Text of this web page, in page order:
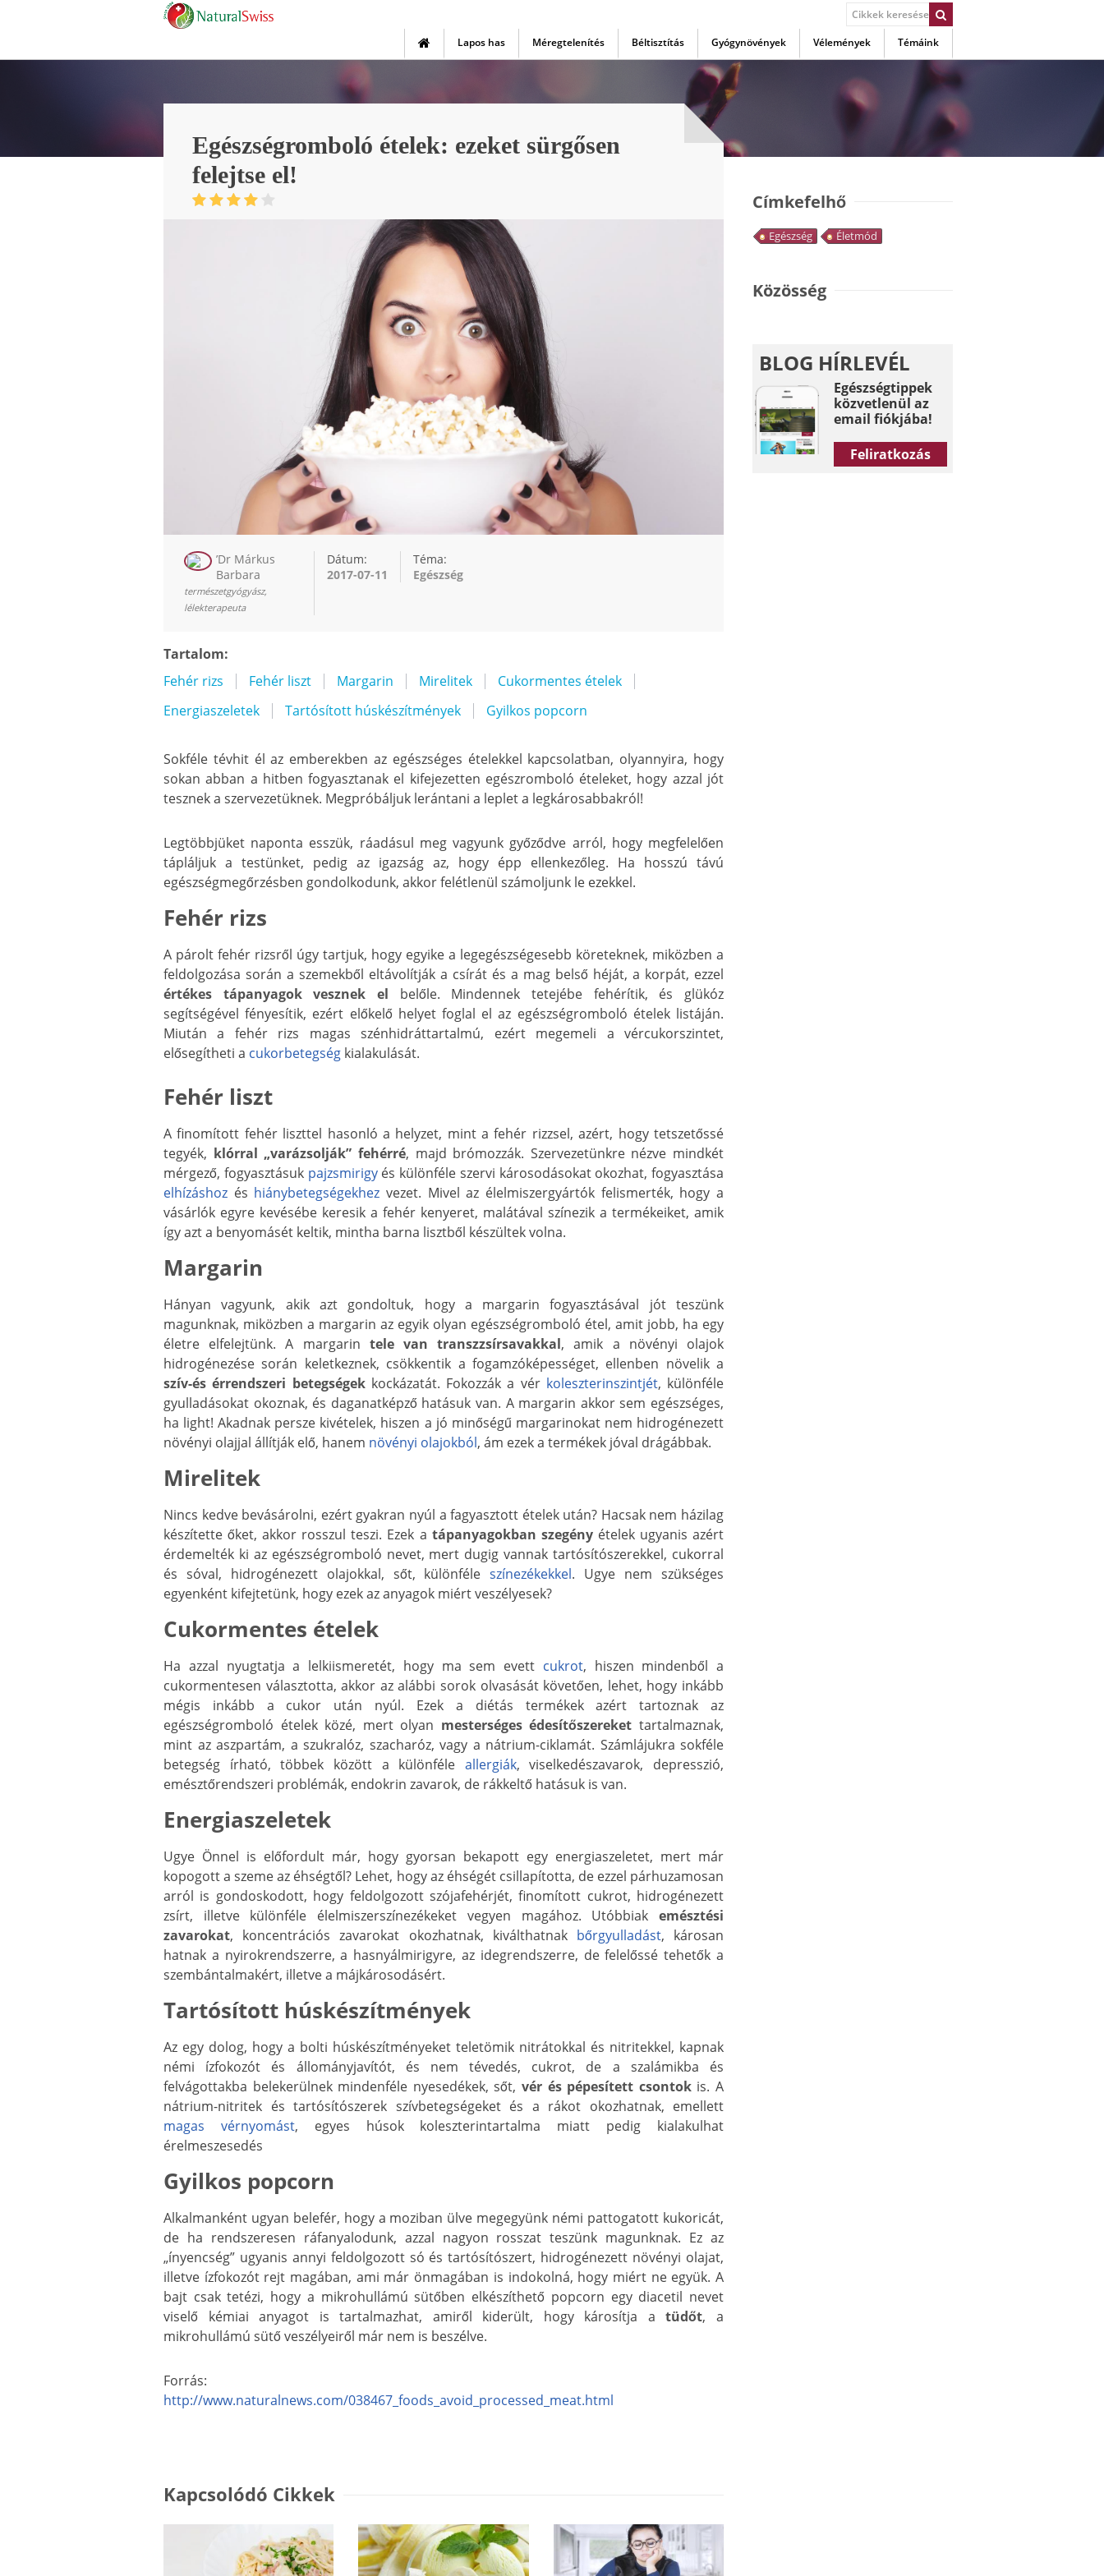
Lapos has Méregtelenítés Béltisztítás Gyógynövények Vélemények Témáink
Egészségromboló ételek: ezeket sürgősen
felejtse el!
’Dr Márkus
Barbara
természetgyógyász,
lélekterapeuta
Dátum:
2017-07-11
Téma:
Egészség
Tartalom:
Fehér rizs
Fehér liszt Margarin Mirelitek
Cukormentes ételek
Energiaszeletek
Tartósított húskészítmények Gyilkos popcorn
Sokféle tévhit él az emberekben az egészséges ételekkel kapcsolatban, olyannyira, hogy
sokan abban a hitben fogyasztanak el kifejezetten egészromboló ételeket, hogy azzal jót
tesznek a szervezetüknek. Megpróbáljuk lerántani a leplet a legkárosabbakról!
Legtöbbjüket naponta esszük, ráadásul meg vagyunk győződve arról, hogy megfelelően
tápláljuk a testünket, pedig az igazság az, hogy épp ellenkezőleg. Ha hosszú távú
egészségmegőrzésben gondolkodunk, akkor felétlenül számoljunk le ezekkel.
Fehér rizs
A párolt fehér rizsről úgy tartjuk, hogy egyike a legegészségesebb köreteknek, miközben a
feldolgozása során a szemekből eltávolítják a csírát és a mag belső héját, a korpát, ezzel
értékes tápanyagok vesznek el belőle. Mindennek tetejébe fehérítik, és glükóz
segítségével fényesítik, ezért előkelő helyet foglal el az egészségromboló ételek listáján.
Miután a fehér rizs magas szénhidráttartalmú, ezért megemeli a vércukorszintet,
elősegítheti a cukorbetegség kialakulását.
Fehér liszt
A finomított fehér liszttel hasonló a helyzet, mint a fehér rizzsel, azért, hogy tetszetőssé
tegyék, klórral „varázsolják” fehérré, majd brómozzák. Szervezetünkre nézve mindkét
mérgező, fogyasztásuk pajzsmirigyés különféle szervi károsodásokat okozhat, fogyasztása
elhízáshoz és hiánybetegségekhez vezet. Mivel az élelmiszergyártók felismerték, hogy a
vásárlók egyre kevésébe keresik a fehér kenyeret, malátával színezik a termékeiket, amik
így azt a benyomásét keltik, mintha barna lisztből készültek volna.
Margarin
Hányan vagyunk, akik azt gondoltuk, hogy a margarin fogyasztásával jót teszünk
magunknak, miközben a margarin az egyik olyan egészségromboló étel, amit jobb, ha egy
életre elfelejtünk. A margarin tele van transzzsírsavakkal, amik a növényi olajok
hidrogénezése során keletkeznek, csökkentik a fogamzóképességet, ellenben növelik a
szív-és érrendszeri betegségekkockázatát. Fokozzák a vér koleszterinszintjét, különféle
gyulladásokat okoznak, és daganatképző hatásuk van. A margarin akkor sem egészséges,
ha light! Akadnak persze kivételek, hiszen a jó minőségű margarinokat nem hidrogénezett
növényi olajjal állítják elő, hanem növényi olajokból, ám ezek a termékek jóval drágábbak.
Mirelitek
Nincs kedve bevásárolni, ezért gyakran nyúl a fagyasztott ételek után? Hacsak nem házilag
készítette őket, akkor rosszul teszi. Ezek a tápanyagokban szegényételek ugyanis azért
érdemelték ki az egészségromboló nevet, mert dugig vannak tartósítószerekkel, cukorral
és sóval, hidrogénezett olajokkal, sőt, különféleszínezékekkel. Ugye nem szükséges
egyenként kifejtetünk, hogy ezek az anyagok miért veszélyesek?
Cukormentes ételek
Ha azzal nyugtatja a lelkiismeretét, hogy ma sem evett cukrot, hiszen mindenből a
cukormentesen választotta, akkor az alábbi sorok olvasását követően, lehet, hogy inkább
mégis inkább a cukor után nyúl. Ezek a diétás termékek azért tartoznak az
egészségromboló ételek közé, mert olyan mesterséges édesítőszereket tartalmaznak,
mint az aszpartám, a szukralóz, szacharóz, vagy a nátrium-ciklamát. Számlájukra sokféle
betegség írható, többek között a különféle allergiák, viselkedészavarok, depresszió,
emésztőrendszeri problémák, endokrin zavarok, de rákkeltő hatásuk is van.
Energiaszeletek
Ugye Önnel is előfordult már, hogy gyorsan bekapott egy energiaszeletet, mert már
kopogott a szeme az éhségtől? Lehet, hogy az éhségét csillapította, de ezzel párhuzamosan
arról is gondoskodott, hogy feldolgozott szójafehérjét, finomított cukrot, hidrogénezett
zsírt, illetve különféle élelmiszerszínezékeket vegyen magához. Utóbbiak emésztési
zavarokat, koncentrációs zavarokat okozhatnak, kiválthatnak bőrgyulladást, károsan
hatnak a nyirokrendszerre, a hasnyálmirigyre, az idegrendszerre, de felelőssé tehetők a
szembántalmakért, illetve a májkárosodásért.
Tartósított húskészítmények
Az egy dolog, hogy a bolti húskészítményeket teletömik nitrátokkal és nitritekkel, kapnak
némi ízfokozót és állományjavítót, és nem tévedés, cukrot, de a szalámikba és
felvágottakba belekerülnek mindenféle nyesedékek, sőt, vér és pépesített csontokis. A
nátrium-nitritek és tartósítószerek szívbetegségeket és a rákot okozhatnak, emellett
magas vérnyomást, egyes húsok koleszterintartalma miatt pedig kialakulhat
érelmeszesedés
Gyilkos popcorn
Alkalmanként ugyan belefér, hogy a moziban ülve megegyünk némi pattogatott kukoricát,
de ha rendszeresen ráfanyalodunk, azzal nagyon rosszat teszünk magunknak. Ez az
„ínyencség” ugyanis annyi feldolgozott só és tartósítószert, hidrogénezett növényi olajat,
illetve ízfokozót rejt magában, ami már önmagában is indokolná, hogy miért ne együk. A
bajt csak tetézi, hogy a mikrohullámú sütőben elkészíthető popcorn egy diacetil nevet
viselő kémiai anyagot is tartalmazhat, amiről kiderült, hogy károsítja atüdőt, a
mikrohullámú sütő veszélyeiről már nem is beszélve.
Forrás:
http://www.naturalnews.com/038467_foods_avoid_processed_meat.html
Kapcsolódó Cikkek
Címkefelhő
Egészség Életmód
Közösség
BLOG HÍRLEVÉL
Egészségtippek
közvetlenül az
email fiókjába!
Feliratkozás